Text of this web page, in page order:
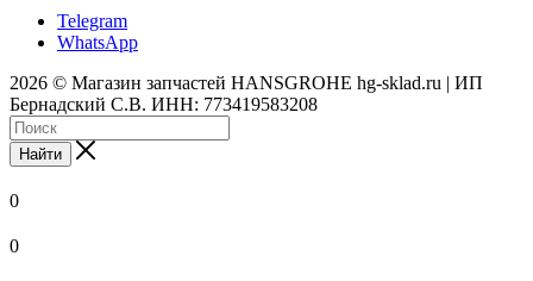
Telegram
WhatsApp
2026 © Магазин запчастей HANSGROHE hg-sklad.ru | ИП
Бернадский С.В. ИНН: 773419583208
Найти
0
0